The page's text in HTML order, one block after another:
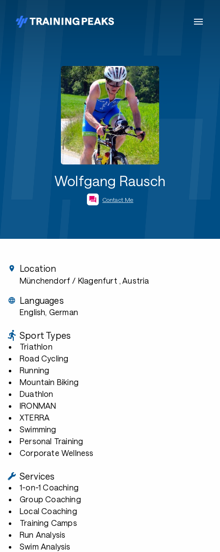
Wolfgang Rausch
Contact Me
Location
Münchendorf / Klagenfurt , Austria
Languages
English, German
Sport Types
Triathlon
Road Cycling
Running
Mountain Biking
Duathlon
IRONMAN
XTERRA
Swimming
Personal Training
Corporate Wellness
Services
1-on-1 Coaching
Group Coaching
Local Coaching
Training Camps
Run Analysis
Swim Analysis